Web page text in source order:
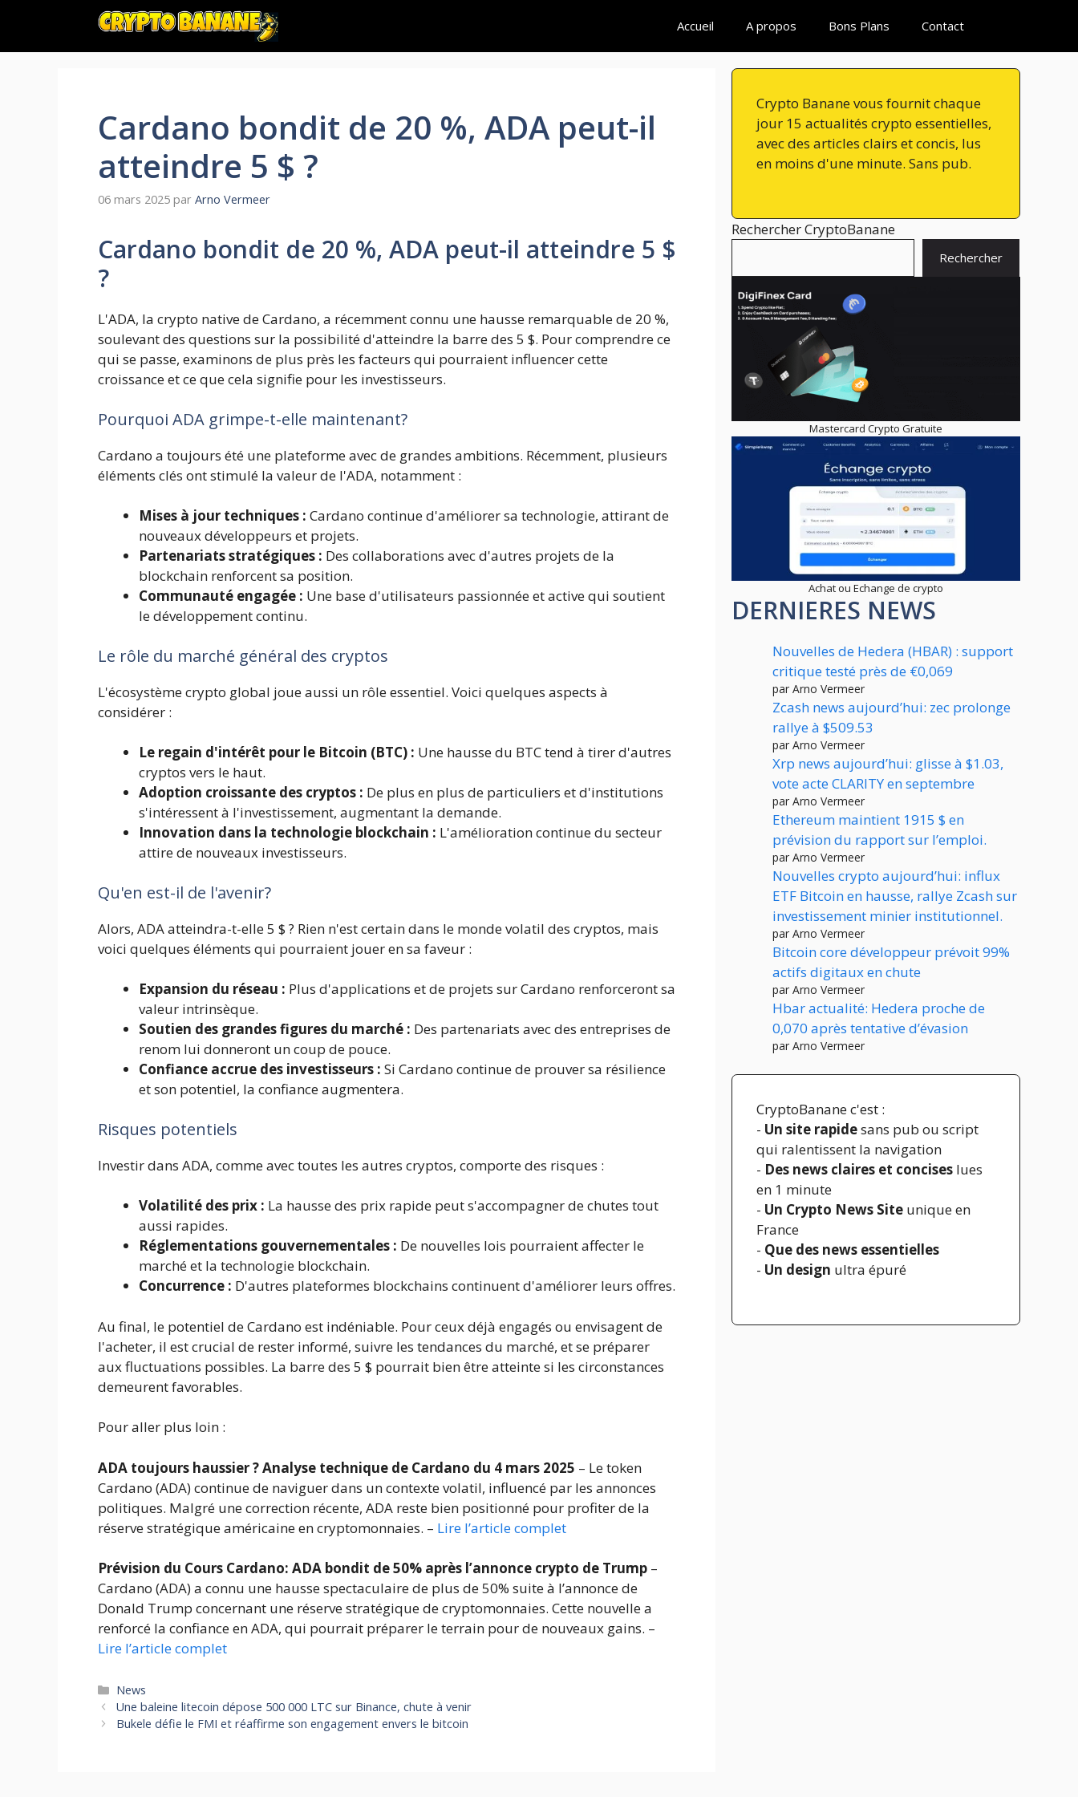
contenu
Accueil A propos Bons Plans Contact
Cardano bondit de 20 %, ADA peut-il
atteindre 5 $ ?
06 mars 2025 par Arno Vermeer
Cardano bondit de 20 %, ADA peut-il atteindre 5 $
?
L'ADA, la crypto native de Cardano, a récemment connu une hausse remarquable de 20 %,
soulevant des questions sur la possibilité d'atteindre la barre des 5 $. Pour comprendre ce
qui se passe, examinons de plus près les facteurs qui pourraient influencer cette
croissance et ce que cela signifie pour les investisseurs.
Pourquoi ADA grimpe-t-elle maintenant?
Cardano a toujours été une plateforme avec de grandes ambitions. Récemment, plusieurs
éléments clés ont stimulé la valeur de l'ADA, notamment :
Mises à jour techniques : Cardano continue d'améliorer sa technologie, attirant de
nouveaux développeurs et projets.
Partenariats stratégiques : Des collaborations avec d'autres projets de la
blockchain renforcent sa position.
Communauté engagée : Une base d'utilisateurs passionnée et active qui soutient
le développement continu.
Le rôle du marché général des cryptos
L'écosystème crypto global joue aussi un rôle essentiel. Voici quelques aspects à
considérer :
Le regain d'intérêt pour le Bitcoin (BTC) : Une hausse du BTC tend à tirer d'autres
cryptos vers le haut.
Adoption croissante des cryptos : De plus en plus de particuliers et d'institutions
s'intéressent à l'investissement, augmentant la demande.
Innovation dans la technologie blockchain : L'amélioration continue du secteur
attire de nouveaux investisseurs.
Qu'en est-il de l'avenir?
Alors, ADA atteindra-t-elle 5 $ ? Rien n'est certain dans le monde volatil des cryptos, mais
voici quelques éléments qui pourraient jouer en sa faveur :
Expansion du réseau : Plus d'applications et de projets sur Cardano renforceront sa
valeur intrinsèque.
Soutien des grandes figures du marché : Des partenariats avec des entreprises de
renom lui donneront un coup de pouce.
Confiance accrue des investisseurs : Si Cardano continue de prouver sa résilience
et son potentiel, la confiance augmentera.
Risques potentiels
Investir dans ADA, comme avec toutes les autres cryptos, comporte des risques :
Volatilité des prix : La hausse des prix rapide peut s'accompagner de chutes tout
aussi rapides.
Réglementations gouvernementales : De nouvelles lois pourraient affecter le
marché et la technologie blockchain.
Concurrence : D'autres plateformes blockchains continuent d'améliorer leurs offres.
Au final, le potentiel de Cardano est indéniable. Pour ceux déjà engagés ou envisagent de
l'acheter, il est crucial de rester informé, suivre les tendances du marché, et se préparer
aux fluctuations possibles. La barre des 5 $ pourrait bien être atteinte si les circonstances
demeurent favorables.
Pour aller plus loin :
ADA toujours haussier ? Analyse technique de Cardano du 4 mars 2025 – Le token
Cardano (ADA) continue de naviguer dans un contexte volatil, influencé par les annonces
politiques. Malgré une correction récente, ADA reste bien positionné pour profiter de la
réserve stratégique américaine en cryptomonnaies. – Lire l’article complet
Prévision du Cours Cardano: ADA bondit de 50% après l’annonce crypto de Trump –
Cardano (ADA) a connu une hausse spectaculaire de plus de 50% suite à l’annonce de
Donald Trump concernant une réserve stratégique de cryptomonnaies. Cette nouvelle a
renforcé la confiance en ADA, qui pourrait préparer le terrain pour de nouveaux gains. –
Lire l’article complet
Catégories
News
Une baleine litecoin dépose 500 000 LTC sur Binance, chute à venir
Bukele défie le FMI et réaffirme son engagement envers le bitcoin
Crypto Banane vous fournit chaque
jour 15 actualités crypto essentielles,
avec des articles clairs et concis, lus
en moins d'une minute. Sans pub.
Rechercher CryptoBanane
Rechercher
Mastercard Crypto Gratuite
Achat ou Echange de crypto
DERNIERES NEWS
Nouvelles de Hedera (HBAR) : support
critique testé près de €0,069
par Arno Vermeer
Zcash news aujourd’hui: zec prolonge
rallye à $509.53
par Arno Vermeer
Xrp news aujourd’hui: glisse à $1.03,
vote acte CLARITY en septembre
par Arno Vermeer
Ethereum maintient 1915 $ en
prévision du rapport sur l’emploi.
par Arno Vermeer
Nouvelles crypto aujourd’hui: influx
ETF Bitcoin en hausse, rallye Zcash sur
investissement minier institutionnel.
par Arno Vermeer
Bitcoin core développeur prévoit 99%
actifs digitaux en chute
par Arno Vermeer
Hbar actualité: Hedera proche de
0,070 après tentative d’évasion
par Arno Vermeer
CryptoBanane c'est :
- Un site rapidesans pub ou script
qui ralentissent la navigation
- Des news claires et concises lues
en 1 minute
- Un Crypto News Site unique en
France
- Que des news essentielles
- Un design ultra épuré